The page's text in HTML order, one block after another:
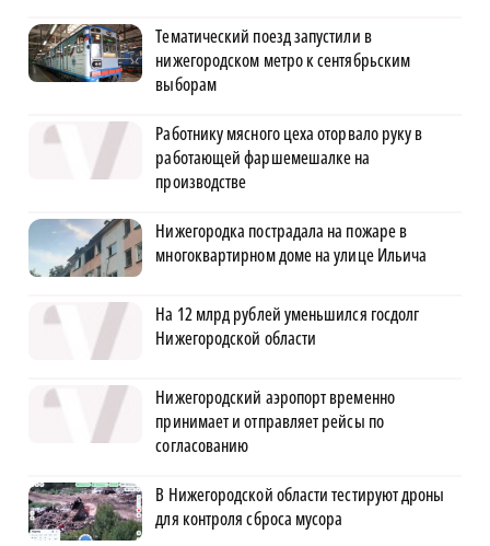
Тематический поезд запустили в
нижегородском метро к сентябрьским
выборам
Работнику мясного цеха оторвало руку в
работающей фаршемешалке на
производстве
Нижегородка пострадала на пожаре в
многоквартирном доме на улице Ильича
На 12 млрд рублей уменьшился госдолг
Нижегородской области
Нижегородский аэропорт временно
принимает и отправляет рейсы по
согласованию
В Нижегородской области тестируют дроны
для контроля сброса мусора